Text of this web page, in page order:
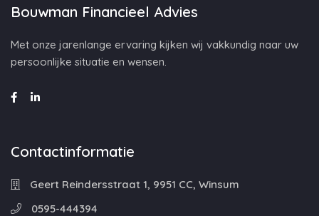
Bouwman Financieel Advies
Met onze jarenlange ervaring kijken wij vakkundig naar uw
persoonlijke situatie en wensen.
Contactinformatie
Geert Reindersstraat 1, 9951 CC, Winsum
0595-444394